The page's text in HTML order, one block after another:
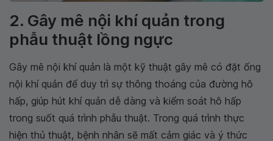
2. Gây mê nội khí quản trong
phẫu thuật lồng ngực
Gây mê nội khí quản là một kỹ thuật gây mê có đặt ống
nội khí quản để duy trì sự thông thoáng của đường hô
hấp, giúp hút khí quản dễ dàng và kiểm soát hô hấp
trong suốt quá trình phẫu thuật. Trong quá trình thực
hiện thủ thuật, bệnh nhân sẽ mất cảm giác và ý thức